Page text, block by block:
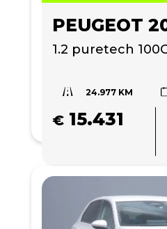
PEUGEOT
1.2 puretech
24.977 KM
€ 15.431